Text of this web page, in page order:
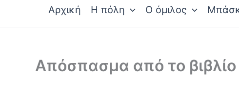
Αρχική Η πόλη Ο όμιλος
Απόσπασμα από το